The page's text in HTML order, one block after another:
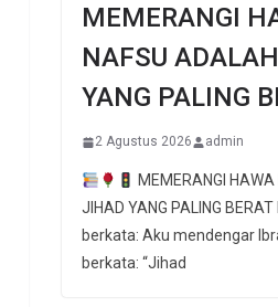
MEMERANGI
NAFSU
YANG PALING
2 Agustus 2026 admin
MEMERANGI
JIHAD YANG PALING
berkata: Aku mendengar
berkata: “Jihad